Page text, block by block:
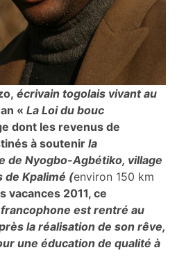
écrivain togolais vivant au
« La Loi du bouc
dont les revenus de
à soutenir la
de Nyogbo-Agbétiko, village
de Kpalimé (environ 150 km
vacances 2011, ce
est rentré au
la réalisation de son rêve,
une éducation de qualité à